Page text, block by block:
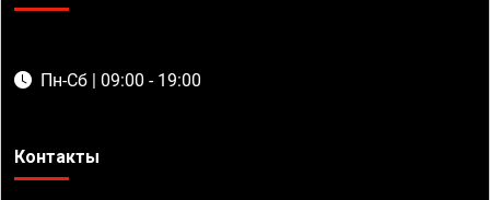
Пн-Сб | 09:00 - 19:00
Контакты